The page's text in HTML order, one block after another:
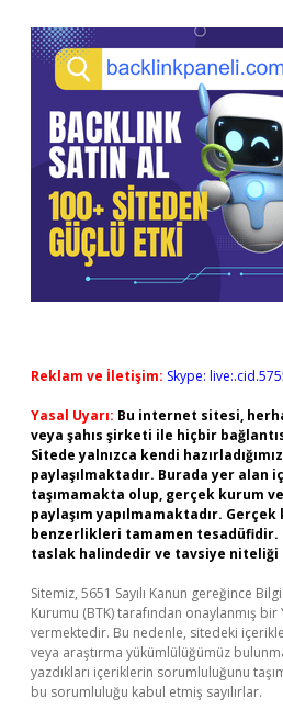
Reklam ve İletişim: Skype:
Yasal Uyarı: Bu internet sitesi,
veya şahıs şirketi ile hiçbir
Sitede yalnızca kendi
paylaşılmaktadır. Burada yer alan
taşımamakta olup, gerçek kurum
paylaşım yapılmamaktadır.
benzerlikleri tamamen
taslak halindedir ve tavsiye niteliği
Sitemiz, 5651 Sayılı Kanun gereğince
Kurumu (BTK) tarafından onaylanmış bir
vermektedir. Bu nedenle, sitedeki
veya araştırma yükümlülüğümüz
yazdıkları içeriklerin sorumluluğunu
bu sorumluluğu kabul etmiş sayılırlar.